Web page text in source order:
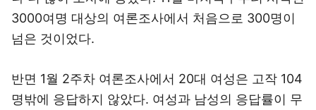
3000여명 대상의 여론조사에서 처음으로 300명이
넘은 것이었다.
반면 1월 2주차 여론조사에서 20대 여성은 고작 104
명밖에 응답하지 않았다. 여성과 남성의 응답률이 무